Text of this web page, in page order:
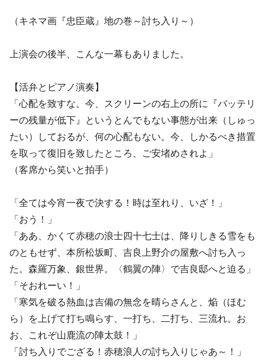
（キネマ画『忠臣蔵』地の巻～討ち入り～）
上演会の後半、こんな一幕もありました。
【活弁とピアノ演奏】
「心配を致すな。今、スクリーンの右上の所に『バッテリ
ーの残量が低下』というとんでもない事態が出来（しゅっ
たい）しておるが、何の心配もない。今、しかるべき措置
を取って復旧を致したところ、ご安堵めされよ」
（客席から笑いと拍手）
「全ては今宵一夜で決する！時は至れり、いざ！」
「おう！」
「ああ、かくて赤穂の浪士四十七士は、降りしきる雪をも
のともせず、本所松坂町、吉良上野介の屋敷へ討ち入っ
た。森羅万象、銀世界。〈鶴翼の陣〉で吉良邸へと迫る」
「そおれーい！」
「寒気を破る熱血は吉備の無念を晴らさんと、焔（ほむ
ら）を上げて打ち鳴らす、一打ち、二打ち、三流れ。お
お、これぞ山鹿流の陣太鼓！」
「討ち入りでござる！赤穂浪人の討ち入りじゃあ～！」